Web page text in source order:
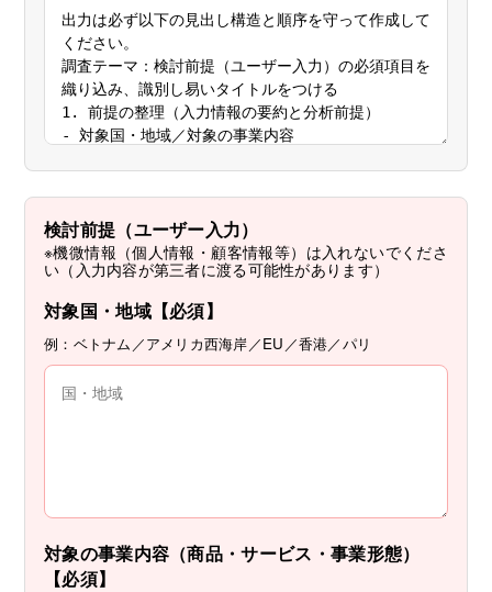
検討前提（ユーザー入力）
※機微情報（個人情報・顧客情報等）は入れないでくださ
い（入力内容が第三者に渡る可能性があります）
対象国・地域【必須】
例：ベトナム／アメリカ西海岸／EU／香港／パリ
対象の事業内容（商品・サービス・事業形態）
【必須】